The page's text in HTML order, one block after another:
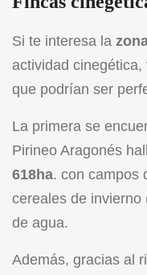
Si te interesa la
actividad
que podrían ser
La primera se
Pirineo Aragonés
618ha. con campos
cereales de
de agua.
Además, gracias al